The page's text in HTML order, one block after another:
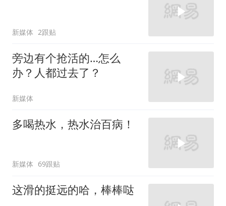
新媒体 2跟贴
旁边有个抢活的…怎么
办？人都过去了？
新媒体
多喝热水，热水治百病！
新媒体 69跟贴
这滑的挺远的哈，棒棒哒